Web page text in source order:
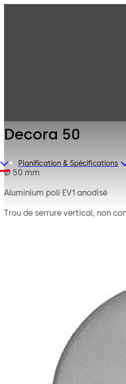
Planification & Spécifications
Decora 50
Ø 50 mm
Aluminium poli EV1 anodisé
Trou de serrure vertical, non